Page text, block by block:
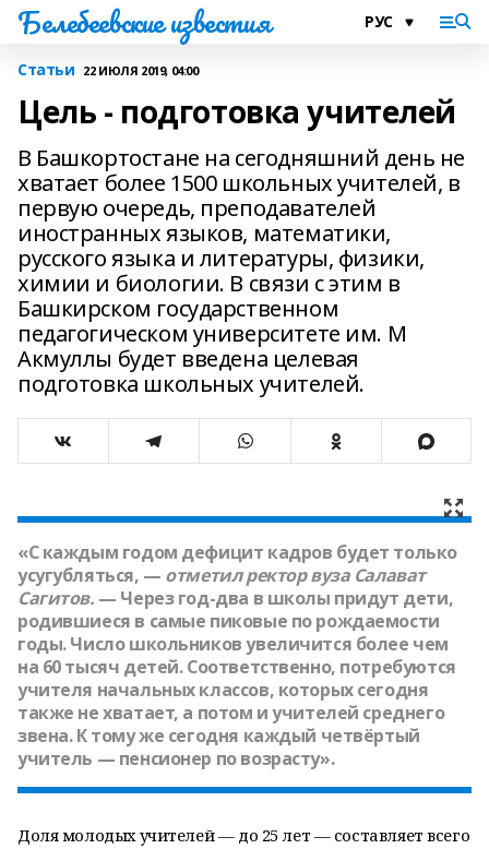
Белебеевские известия
Статьи 22 ИЮЛЯ 2019, 04:00
Цель - подготовка учителей
В Башкортостане на сегодняшний день не
хватает более 1500 школьных учителей, в
первую очередь, преподавателей
иностранных языков, математики,
русского языка и литературы, физики,
химии и биологии. В связи с этим в
Башкирском государственном
педагогическом университете им. М
Акмуллы будет введена целевая
подготовка школьных учителей.
«С каждым годом дефицит кадров будет только
усугубляться, — отметил ректор вуза Салават
Сагитов. — Через год-два в школы придут дети,
родившиеся в самые пиковые по рождаемости
годы. Число школьников увеличится более чем
на 60 тысяч детей. Соответственно, потребуются
учителя начальных классов, которых сегодня
также не хватает, а потом и учителей среднего
звена. К тому же сегодня каждый четвёртый
учитель — пенсионер по возрасту».
Доля молодых учителей — до 25 лет — составляет всего